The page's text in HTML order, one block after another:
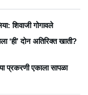
शिवाजी गोगावले
‘ही’ दोन अतिरिक्त खाती?
प्रकरणी एकाला सापळा